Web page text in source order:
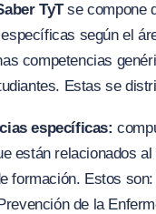
TyTse compone
según el
competencias
Estas se
específicas:
están relacionados
formación. Estos
de la